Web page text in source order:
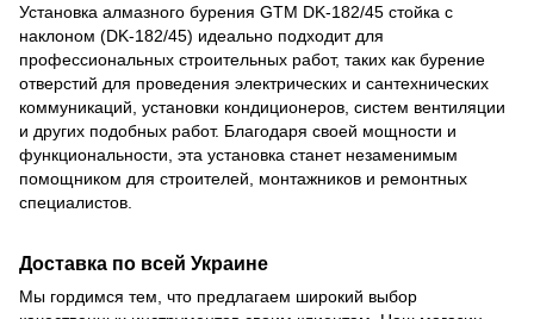
Установка алмазного бурения GTM DK-182/45 стойка с
наклоном (DK-182/45) идеально подходит для
профессиональных строительных работ, таких как бурение
отверстий для проведения электрических и сантехнических
коммуникаций, установки кондиционеров, систем вентиляции
и других подобных работ. Благодаря своей мощности и
функциональности, эта установка станет незаменимым
помощником для строителей, монтажников и ремонтных
специалистов.
Доставка по всей Украине
Мы гордимся тем, что предлагаем широкий выбор